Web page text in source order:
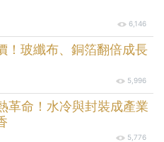
6,146
！玻纖布、銅箔翻倍成長
5,996
革命！水冷與封裝成產業
5,776